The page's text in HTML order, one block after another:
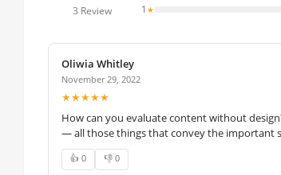
3 Review 1 ★
Oliwia Whitley
November 29, 2022
★★★★★
How can you evaluate content without
— all those things that convey the important
👍 0 👎 0